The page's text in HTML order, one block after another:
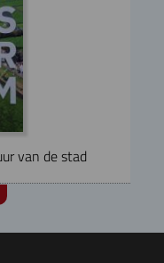
van de stad